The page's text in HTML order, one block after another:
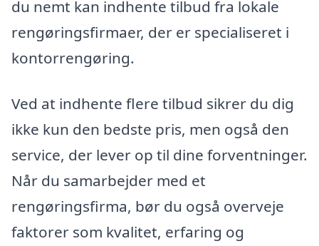
du nemt kan indhente tilbud fra lokale
rengøringsfirmaer, der er specialiseret i
kontorrengøring.
Ved at indhente flere tilbud sikrer du dig
ikke kun den bedste pris, men også den
service, der lever op til dine forventninger.
Når du samarbejder med et
rengøringsfirma, bør du også overveje
faktorer som kvalitet, erfaring og